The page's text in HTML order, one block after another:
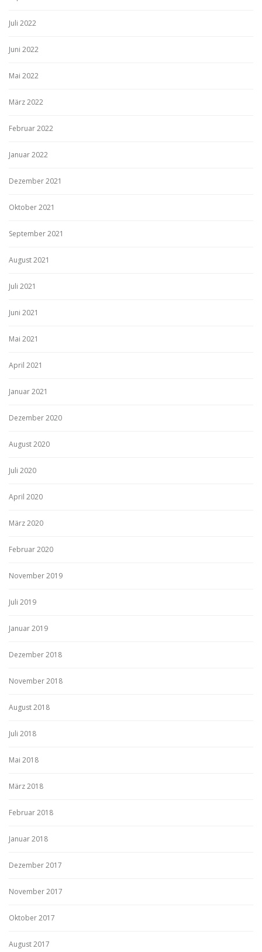
Juli 2022
Juni 2022
Mai 2022
März 2022
Februar 2022
Januar 2022
Dezember 2021
Oktober 2021
September 2021
August 2021
Juli 2021
Juni 2021
Mai 2021
April 2021
Januar 2021
Dezember 2020
August 2020
Juli 2020
April 2020
März 2020
Februar 2020
November 2019
Juli 2019
Januar 2019
Dezember 2018
November 2018
August 2018
Juli 2018
Mai 2018
März 2018
Februar 2018
Januar 2018
Dezember 2017
November 2017
Oktober 2017
August 2017